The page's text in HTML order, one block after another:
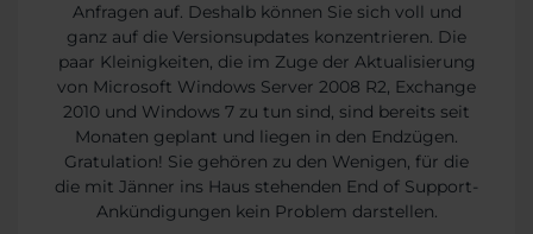
Anfragen auf. Deshalb können Sie sich voll und
ganz auf die Versionsupdates konzentrieren. Die
paar Kleinigkeiten, die im Zuge der Aktualisierung
von Microsoft Windows Server 2008 R2, Exchange
2010 und Windows 7 zu tun sind, sind bereits seit
Monaten geplant und liegen in den Endzügen.
Gratulation! Sie gehören zu den Wenigen, für die
die mit Jänner ins Haus stehenden End of Support-
Ankündigungen kein Problem darstellen.